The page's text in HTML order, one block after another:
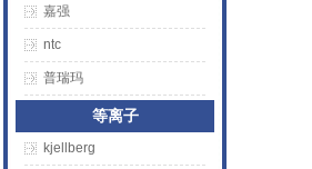
嘉强
ntc
普瑞玛
等离子
kjellberg